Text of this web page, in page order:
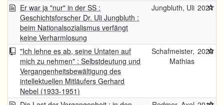
Er war ja "nur" in der SS :
Geschichtsforscher Dr. Uli Jungbluth :
beim Nationalsozialismus verfängt
keine Verharmlosung
Jungbluth, Uli 2021
"Ich lehne es ab, seine Untaten auf
mich zu nehmen" : Selbstdeutung und
Vergangenheitsbewältigung des
intellektuellen Mitläufers Gerhard
Nebel (1933-1951)
Schafmeister,
Mathias
2020